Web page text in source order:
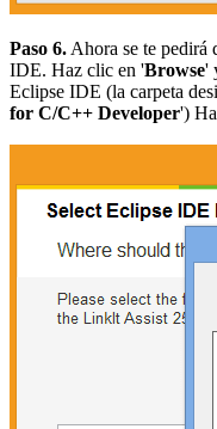
Paso 6. Ahora se te pedirá
IDE. Haz clic en 'Browse'
Eclipse IDE (la carpeta
for C/C++ Developer')